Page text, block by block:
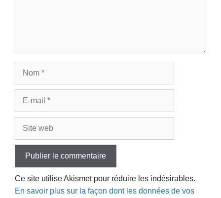
Ce site utilise Akismet pour réduire les indésirables.
En savoir plus sur la façon dont les données de vos